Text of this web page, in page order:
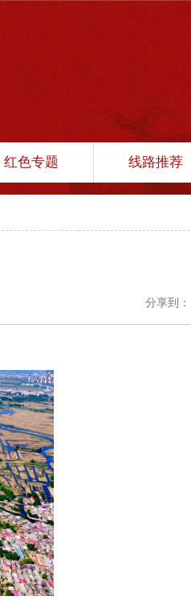
红色专题 线路推荐
分享到：